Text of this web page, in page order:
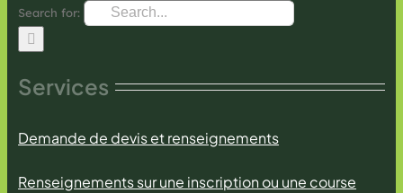
Search for:
Services
Demande de devis et renseignements
Renseignements sur une inscription ou une course